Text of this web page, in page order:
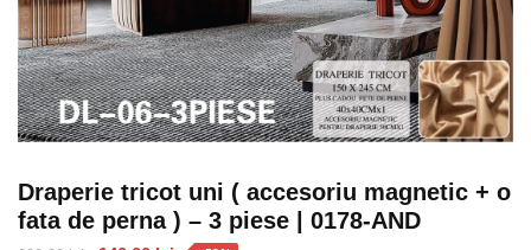
Draperie tricot uni ( accesoriu magnetic + o
fata de perna ) – 3 piese | 0178-AND